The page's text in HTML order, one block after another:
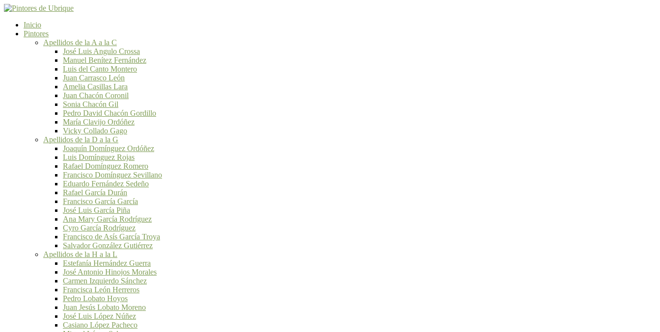
Inicio
Pintores
Apellidos de la A a la C
José Luis Angulo Crossa
Manuel Benítez Fernández
Luis del Canto Montero
Juan Carrasco León
Amelia Casillas Lara
Juan Chacón Coronil
Sonia Chacón Gil
Pedro David Chacón Gordillo
María Clavijo Ordóñez
Vicky Collado Gago
Apellidos de la D a la G
Joaquín Domínguez Ordóñez
Luis Domínguez Rojas
Rafael Domínguez Romero
Francisco Domínguez Sevillano
Eduardo Fernández Sedeño
Rafael García Durán
Francisco García García
José Luis García Piña
Ana Mary García Rodríguez
Cyro García Rodríguez
Francisco de Asís García Troya
Salvador González Gutiérrez
Apellidos de la H a la L
Estefanía Hernández Guerra
José Antonio Hinojos Morales
Carmen Izquierdo Sánchez
Francisca León Herreros
Pedro Lobato Hoyos
Juan Jesús Lobato Moreno
José Luis López Núñez
Casiano López Pacheco